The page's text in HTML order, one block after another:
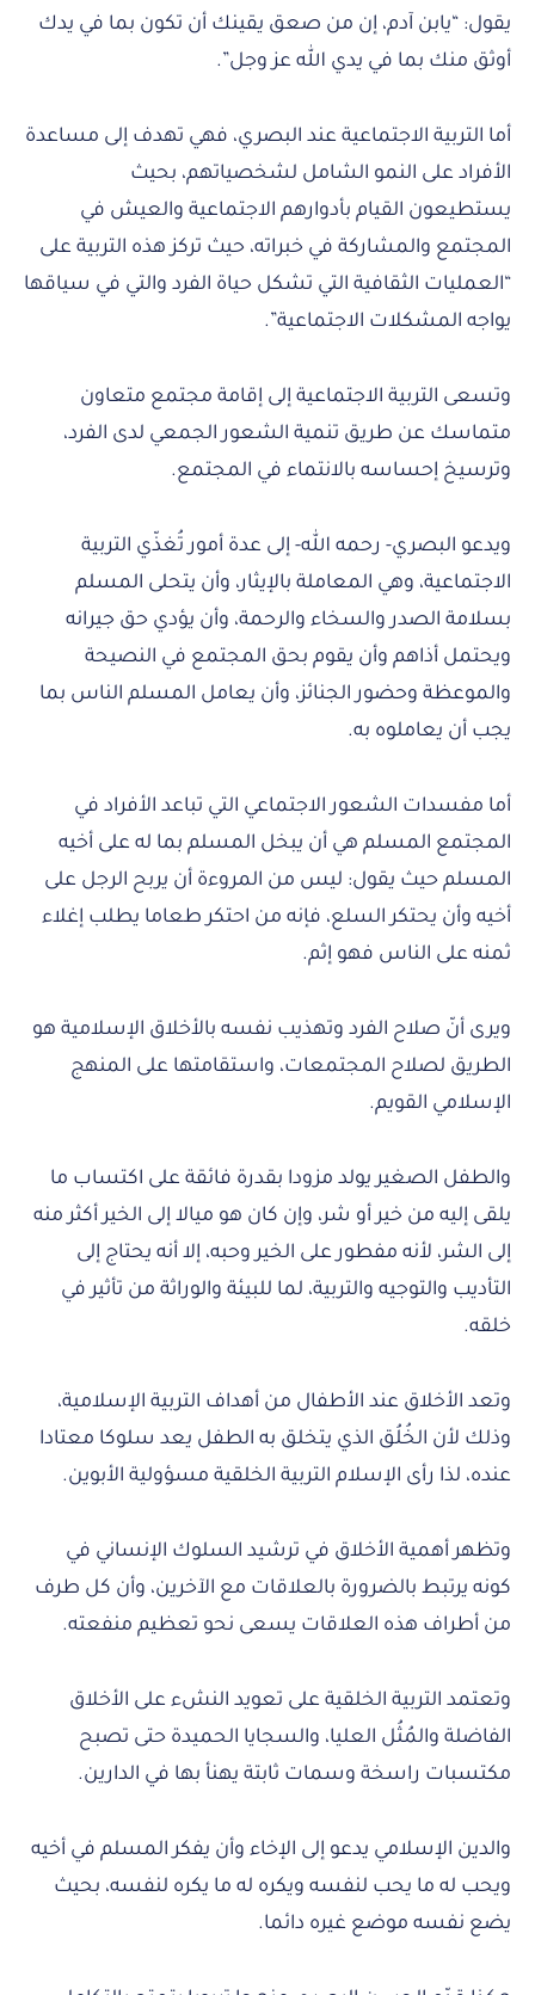
يقول: “يابن آدم، إن من صعق يقينك أن تكون بما في يدك
أوثق منك بما في يدي الله عز وجل”.
أما التربية الاجتماعية عند البصري، فهي تهدف إلى مساعدة
الأفراد على النمو الشامل لشخصياتهم، بحيث
يستطيعون القيام بأدوارهم الاجتماعية والعيش في
المجتمع والمشاركة في خبراته، حيث تركز هذه التربية على
“العمليات الثقافية التي تشكل حياة الفرد والتي في سياقها
يواجه المشكلات الاجتماعية”.
وتسعى التربية الاجتماعية إلى إقامة مجتمع متعاون
متماسك عن طريق تنمية الشعور الجمعي لدى الفرد،
وترسيخ إحساسه بالانتماء في المجتمع.
ويدعو البصري- رحمه الله- إلى عدة أمور تُغذّي التربية
الاجتماعية، وهي المعاملة بالإيثار، وأن يتحلى المسلم
بسلامة الصدر والسخاء والرحمة، وأن يؤدي حق جيرانه
ويحتمل أذاهم وأن يقوم بحق المجتمع في النصيحة
والموعظة وحضور الجنائز، وأن يعامل المسلم الناس بما
يجب أن يعاملوه به.
أما مفسدات الشعور الاجتماعي التي تباعد الأفراد في
المجتمع المسلم هي أن يبخل المسلم بما له على أخيه
المسلم حيث يقول: ليس من المروءة أن يربح الرجل على
أخيه وأن يحتكر السلع، فإنه من احتكر طعاما يطلب إغلاء
ثمنه على الناس فهو إثم.
ويرى أنّ صلاح الفرد وتهذيب نفسه بالأخلاق الإسلامية هو
الطريق لصلاح المجتمعات، واستقامتها على المنهج
الإسلامي القويم.
والطفل الصغير يولد مزودا بقدرة فائقة على اكتساب ما
يلقى إليه من خير أو شر، وإن كان هو ميالا إلى الخير أكثر منه
إلى الشر، لأنه مفطور على الخير وحبه، إلا أنه يحتاج إلى
التأديب والتوجيه والتربية، لما للبيئة والوراثة من تأثير في
خلقه.
وتعد الأخلاق عند الأطفال من أهداف التربية الإسلامية،
وذلك لأن الخُلُق الذي يتخلق به الطفل يعد سلوكا معتادا
عنده، لذا رأى الإسلام التربية الخلقية مسؤولية الأبوين.
وتظهر أهمية الأخلاق في ترشيد السلوك الإنساني في
كونه يرتبط بالضرورة بالعلاقات مع الآخرين، وأن كل طرف
من أطراف هذه العلاقات يسعى نحو تعظيم منفعته.
وتعتمد التربية الخلقية على تعويد النشء على الأخلاق
الفاضلة والمُثُل العليا، والسجايا الحميدة حتى تصبح
مكتسبات راسخة وسمات ثابتة يهنأ بها في الدارين.
والدين الإسلامي يدعو إلى الإخاء وأن يفكر المسلم في أخيه
ويحب له ما يحب لنفسه ويكره له ما يكره لنفسه، بحيث
يضع نفسه موضع غيره دائما.